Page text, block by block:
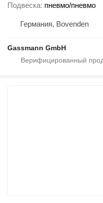
Подвеска пневмо/пневмо
Германия, Bovenden
Gassmann GmbH